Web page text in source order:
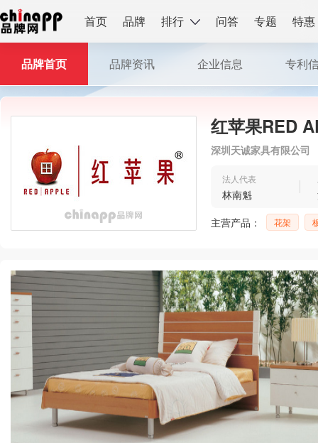
首页 品牌 排行 问答 专题 特惠
红苹果RED
深圳天诚家具有限公司
法人代表
林南魁
主营产品：
花架
品牌首页 品牌资讯 企业信息 专利